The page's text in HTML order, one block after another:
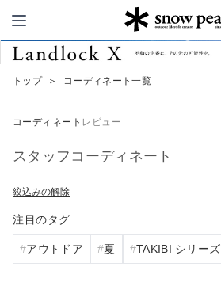
Snow Peak
トップ ＞ コーディネート一覧
コーディネート レビュー
スタッフコーディネート
絞込みの解除
注目のタグ
アウトドア 夏 TAKIBI シリーズ